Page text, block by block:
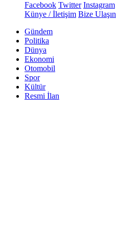
Facebook Twitter Instagram
Künye / İletişim Bize Ulaşın
Gündem
Politika
Dünya
Ekonomi
Otomobil
Spor
Kültür
Resmi İlan